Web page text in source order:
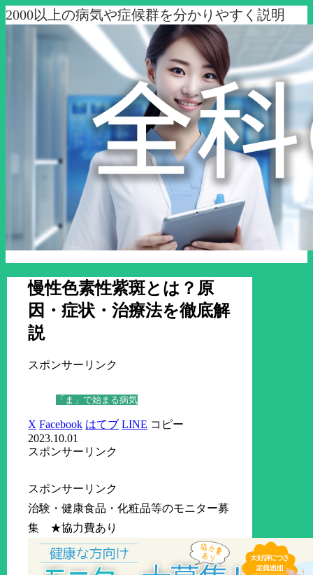
2000以上の病気や症候群を分かりやすく説明
慢性色素性紫斑とは？原
因・症状・治療法を徹底解
説
スポンサーリンク
「ま」で始まる病気
X Facebook はてブ LINE コピー
2023.10.01
スポンサーリンク
スポンサーリンク
治験・健康食品・化粧品等のモニター募
集 ★協力費あり